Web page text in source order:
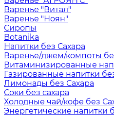
Варенье "Витал"
Варенье "Ноян"
Сиропы
Botanika
Напитки без Сахара
Варенье/джем/компоты
Витаминизированные
Газированные напитки
Лимонады без Сахара
Соки без сахара
Холодные чай/кофе без
Энергетические напитки